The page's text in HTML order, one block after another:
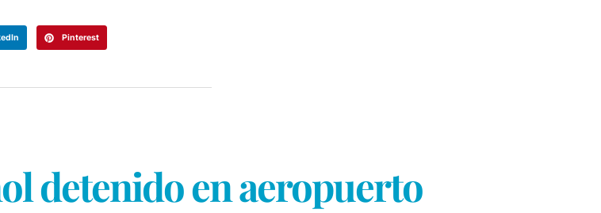
Pinterest
detenido en aeropuerto